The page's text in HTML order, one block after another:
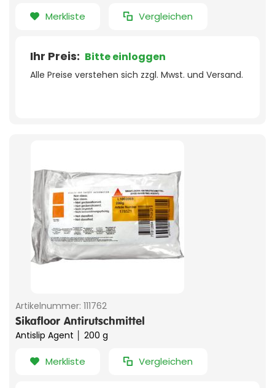
Merkliste Vergleichen
Ihr Preis: Bitte einloggen
Alle Preise verstehen sich zzgl. Mwst. und Versand.
Artikelnummer: 111762
Sikafloor Antirutschmittel
Antislip Agent │ 200 g
Merkliste Vergleichen